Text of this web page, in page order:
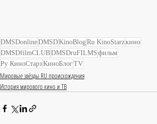
DMSDonlineDMSDKinoBlogRu KinoStarzкино
DMSDfilmCLUBDMSDruFILMS фильм
Ру КиноСтарз КиноБлогTV
Мировые звёзды RU происхождения
История мирового кино и ТВ